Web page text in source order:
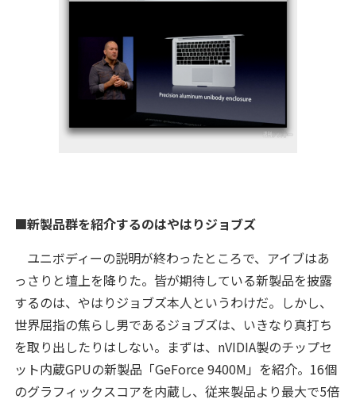
■新製品群を紹介するのはやはりジョブズ
ユニボディーの説明が終わったところで、アイブはあ
っさりと壇上を降りた。皆が期待している新製品を披露
するのは、やはりジョブズ本人というわけだ。しかし、
世界屈指の焦らし男であるジョブズは、いきなり真打ち
を取り出したりはしない。まずは、nVIDIA製のチップセ
ット内蔵GPUの新製品「GeForce 9400M」を紹介。16個
のグラフィックスコアを内蔵し、従来製品より最大で5倍